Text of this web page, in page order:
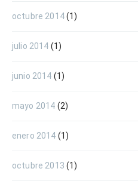
octubre 2014(1)
julio 2014 (1)
junio 2014 (1)
mayo 2014 (2)
enero 2014 (1)
octubre 2013 (1)